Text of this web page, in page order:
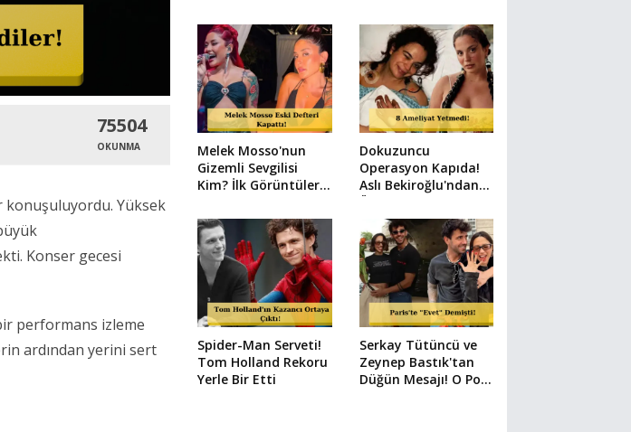
75504
OKUNMA
konuşuluyordu. Yüksek
Konser gecesi
performans izleme
ardından yerini sert
Melek Mosso'nun
Gizemli Sevgilisi
Kim? İlk Görüntüler
Dokuzuncu
Operasyon Kapıda!
Aslı Bekiroğlu'ndan
Üzen Paylaşım
Spider-Man Serveti!
Tom Holland Rekoru
Yerle Bir Etti
Serkay Tütüncü ve
Zeynep Bastık'tan
Düğün Mesajı! O Poz